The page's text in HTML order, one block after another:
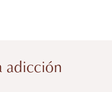
adicción